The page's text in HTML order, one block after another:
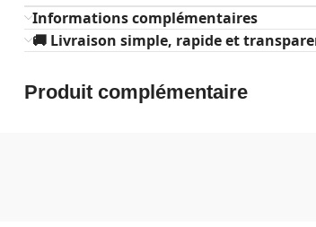
Informations complémentaires
🚚 Livraison simple, rapide et
Produit complémentaire